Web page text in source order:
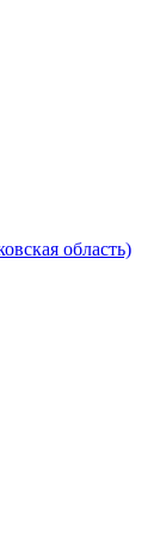
область)